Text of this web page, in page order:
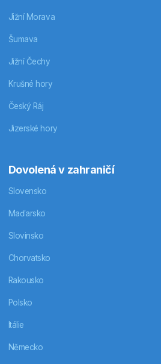
Jižní Morava
Šumava
Jižní Čechy
Krušné hory
Český Ráj
Jizerské hory
Dovolená v zahraničí
Slovensko
Maďarsko
Slovinsko
Chorvatsko
Rakousko
Polsko
Itálie
Německo